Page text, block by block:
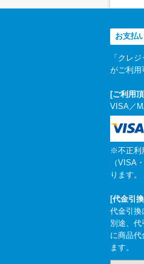
お支払
「クレ
がご利用
[ご利用
VISA／
※不正利
（VISA
ります。
[代金引
代金引換
別途、
に商品代
ます。